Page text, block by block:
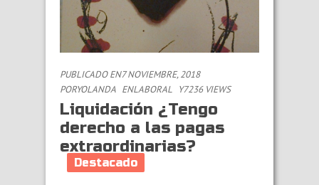
PUBLICADO EN7 NOVIEMBRE, 2018
PORYOLANDA ENLABORAL Y7236 VIEWS
Liquidación ¿Tengo
derecho a las pagas
extraordinarias?
Destacado